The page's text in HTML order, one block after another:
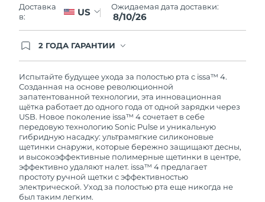
Доставка
в:
US Ожидаемая дата доставки:
8/10/26
2 ГОДА ГАРАНТИИ
Это означает, что если в течение 2-х лет со дня
покупки с продуктом возникнут проблемы,
FOREO заменит его бесплатно.
Испытайте будущее ухода за полостью рта с issa™ 4.
Созданная на основе революционной
запатентованной технологии, эта инновационная
щётка работает до одного года от одной зарядки через
USB. Новое поколение issa™ 4 сочетает в себе
передовую технологию Sonic Pulse и уникальную
гибридную насадку: ультрамягкие силиконовые
щетинки снаружи, которые бережно защищают десны,
и высокоэффективные полимерные щетинки в центре,
эффективно удаляют налет. issa™ 4 предлагает
простоту ручной щетки с эффективностью
электрической. Уход за полостью рта еще никогда не
был таким легким.